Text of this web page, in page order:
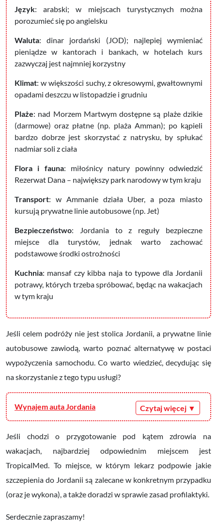
Język: arabski; w miejscach turystycznych można
porozumieć się po angielsku
Waluta: dinar jordański (JOD); najlepiej wymieniać
pieniądze w kantorach i bankach, w hotelach kurs
zazwyczaj jest najmniej korzystny
Klimat: w większości suchy, z okresowymi, gwałtownymi
opadami deszczu w listopadzie i grudniu
Plaże: nad Morzem Martwym dostępne są plaże dzikie
(darmowe) oraz płatne (np. plaża Amman); po kąpieli
bardzo dobrze jest skorzystać z natrysku, by spłukać
nadmiar soli z ciała
Flora i fauna: miłośnicy natury powinny odwiedzić
Rezerwat Dana – największy park narodowy w tym kraju
Transport: w Ammanie działa Uber, a poza miasto
kursują prywatne linie autobusowe (np. Jet)
Bezpieczeństwo: Jordania to z reguły bezpieczne
miejsce dla turystów, jednak warto zachować
podstawowe środki ostrożności
Kuchnia: mansaf czy kibba naja to typowe dla Jordanii
potrawy, których trzeba spróbować, będąc na wakacjach
w tym kraju
Jeśli celem podróży nie jest stolica Jordanii, a prywatne linie
autobusowe zawiodą, warto poznać alternatywę w postaci
wypożyczenia samochodu. Co warto wiedzieć, decydując się
na skorzystanie z tego typu usługi?
Wynajem auta Jordania
Jeśli chodzi o przygotowanie pod kątem zdrowia na
wakacjach, najbardziej odpowiednim miejscem jest
TropicalMed. To miejsce, w którym lekarz podpowie jakie
szczepienia do Jordanii są zalecane w konkretnym przypadku
(oraz je wykona), a także doradzi w sprawie zasad profilaktyki.
Serdecznie zapraszamy!